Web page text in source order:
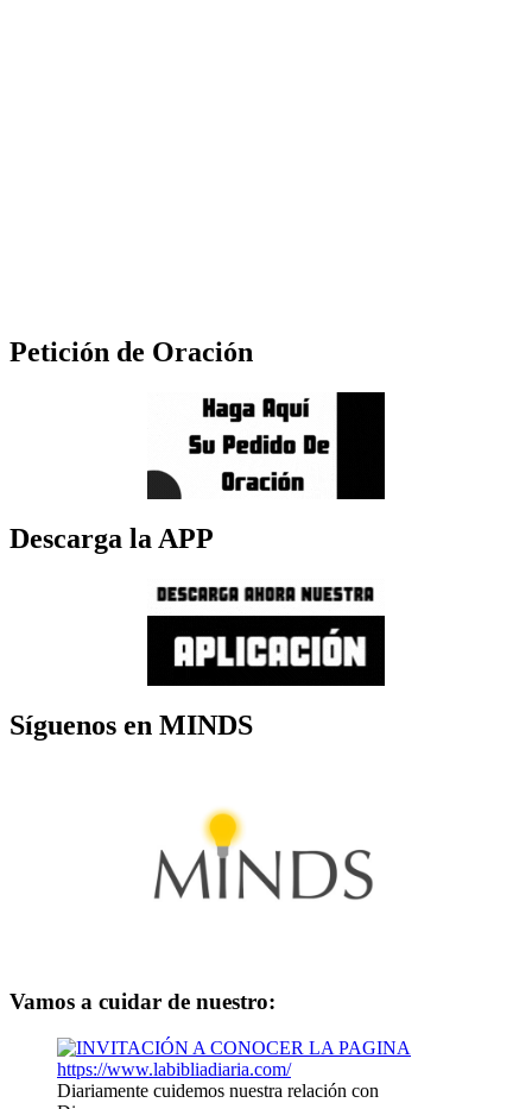
Petición de Oración
Descarga la APP
Síguenos en MINDS
Vamos a cuidar de nuestro:
Diariamente cuidemos nuestra relación con